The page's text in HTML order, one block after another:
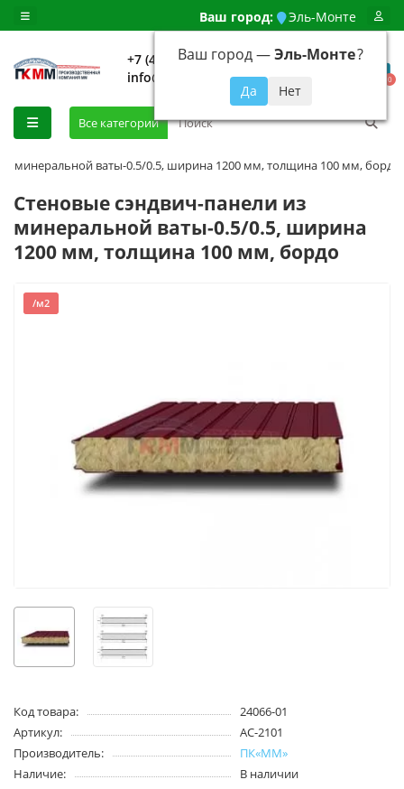
Ваш город: Эль-Монте
Ваш город —Эль-Монте?
+7 (499) 648-92-94
info@evroshtaketnikmoskva.ru
0
Все категории
минеральной ваты-0.5/0.5, ширина 1200 мм, толщина 100 мм, бордо
Стеновые сэндвич-панели из
минеральной ваты-0.5/0.5, ширина
1200 мм, толщина 100 мм, бордо
/м2
Код товара:
24066-01
Артикул:
АС-2101
Производитель:
ПК«ММ»
Наличие:
В наличии